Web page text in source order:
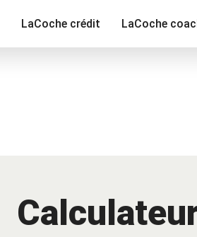
LaCoche crédit LaCoche